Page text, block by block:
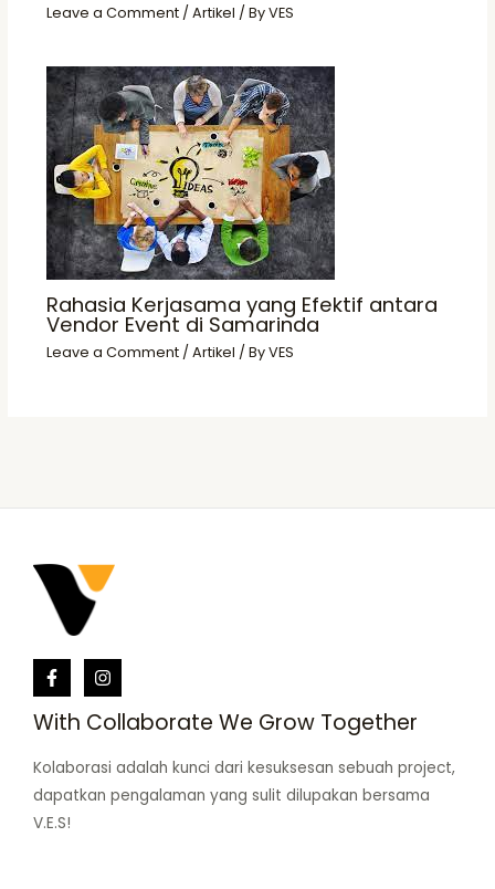
Leave a Comment / Artikel / ByVES
Rahasia Kerjasama yang Efektif antara
Vendor Event di Samarinda
Leave a Comment / Artikel / ByVES
With Collaborate We Grow Together
Kolaborasi adalah kunci dari kesuksesan sebuah project,
dapatkan pengalaman yang sulit dilupakan bersama
V.E.S!